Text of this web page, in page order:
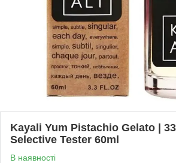
Kayali Yum Pistachio Gelato |
Selective Tester 60ml
В наявності